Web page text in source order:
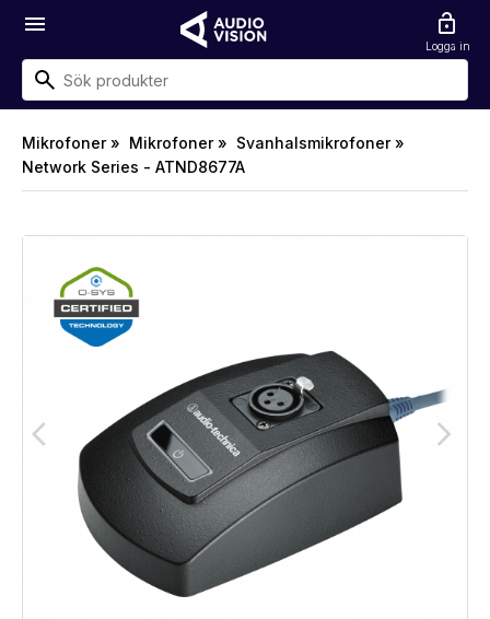
menu lock_open
Logga in
Mikrofoner » Mikrofoner » Svanhalsmikrofoner »
Network Series - ATND8677A
arrow_back_ios arrow_forward_ios